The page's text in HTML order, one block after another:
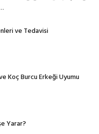
ve Tedavisi
Koç Burcu Erkeği Uyumu
Yarar?